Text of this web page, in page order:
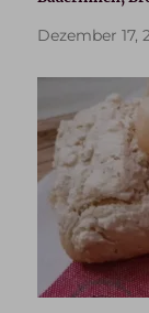
Dezember 17,